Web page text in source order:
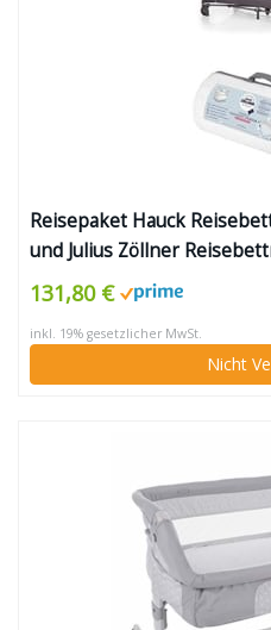
Reisepaket Hauck
und Julius Zöllner
Premium, 60 x 120 cm
131,80 €
inkl. 19% gesetzlicher MwSt.
Nicht